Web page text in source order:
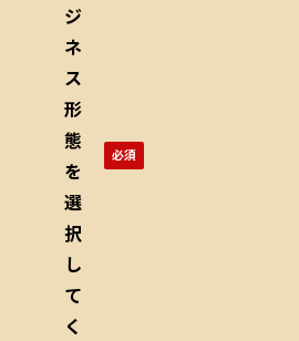
ジ
ネ
ス
形
態
を
選
択
し
て
く